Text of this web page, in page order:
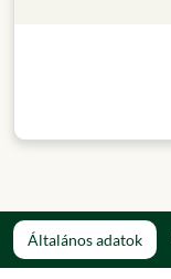
Általános adatok